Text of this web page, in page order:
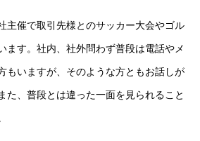
主催で取引先様とのサッカー大会やゴル
ます。社内、社外問わず普段は電話やメ
もいますが、そのような方ともお話しが
た、普段とは違った一面を見られること